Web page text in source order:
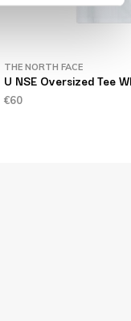
THE NORTH FACE
U NSE Oversized Tee
€60